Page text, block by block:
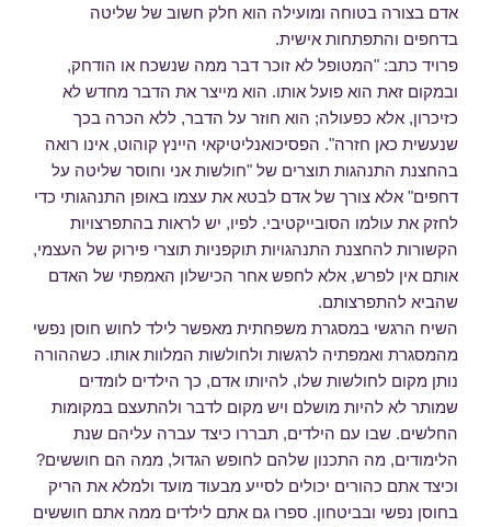
אדם בצורה בטוחה ומועילה הוא חלק חשוב של שליטה
בדחפים והתפתחות אישית.
פרויד כתב: "המטופל לא זוכר דבר ממה שנשכח או הודחק,
ובמקום זאת הוא פועל אותו. הוא מייצר את הדבר מחדש לא
כזיכרון, אלא כפעולה; הוא חוזר על הדבר, ללא הכרה בכך
שנעשית כאן חזרה". הפסיכואנליטיקאי היינץ קוהוט, אינו רואה
בהחצנת התנהגות תוצרים של "חולשות אני וחוסר שליטה על
דחפים" אלא צורך של אדם לבטא את עצמו באופן התנהגותי כדי
לחזק את עולמו הסובייקטיבי. לפיו, יש לראות בהתפרצויות
הקשורות להחצנת התנהגויות תוקפניות תוצרי פירוק של העצמי,
אותם אין לפרש, אלא לחפש אחר הכישלון האמפתי של האדם
שהביא להתפרצותם.
השיח הרגשי במסגרת משפחתית מאפשר לילד לחוש חוסן נפשי
מהמסגרת ואמפתיה לרגשות ולחולשות המלוות אותו. כשההורה
נותן מקום לחולשות שלו, להיותו אדם, כך הילדים לומדים
שמותר לא להיות מושלם ויש מקום לדבר ולהתעצם במקומות
החלשים. שבו עם הילדים, תבררו כיצד עברה עליהם שנת
הלימודים, מה התכנון שלהם לחופש הגדול, ממה הם חוששים?
וכיצד אתם כהורים יכולים לסייע מבעוד מועד ולמלא את הריק
בחוסן נפשי ובביטחון. ספרו גם אתם לילדים ממה אתם חוששים